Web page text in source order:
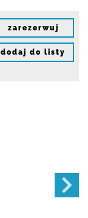
zarezerwuj
dodaj do listy